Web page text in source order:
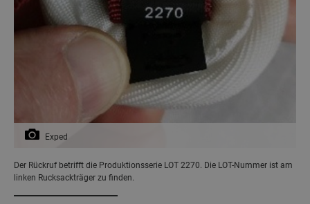
Exped
Der Rückruf betrifft die Produktionsserie LOT 2270. Die LOT-Nummer ist am
linken Rucksackträger zu finden.